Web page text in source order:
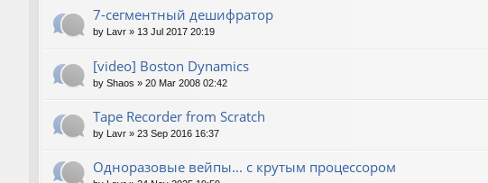
7-сегментный дешифратор
by Lavr » 13 Jul 2017 20:19
[video] Boston Dynamics
by Shaos » 20 Mar 2008 02:42
Tape Recorder from Scratch
by Lavr » 23 Sep 2016 16:37
Одноразовые вейпы... с крутым процессором